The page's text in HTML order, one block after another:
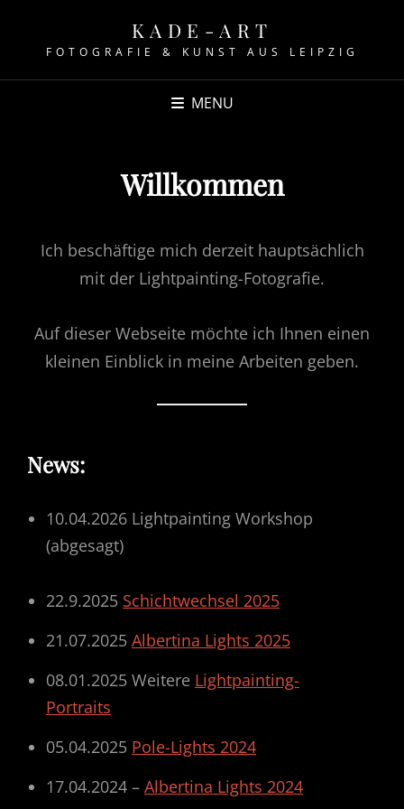
KADE-ART
FOTOGRAFIE & KUNST AUS LEIPZIG
MENU
Willkommen
Ich beschäftige mich derzeit hauptsächlich
mit der Lightpainting-Fotografie.
Auf dieser Webseite möchte ich Ihnen einen
kleinen Einblick in meine Arbeiten geben.
News:
10.04.2026 Lightpainting Workshop
(abgesagt)
22.9.2025 Schichtwechsel 2025
21.07.2025 Albertina Lights 2025
08.01.2025 Weitere Lightpainting-
Portraits
05.04.2025 Pole-Lights 2024
17.04.2024 – Albertina Lights 2024